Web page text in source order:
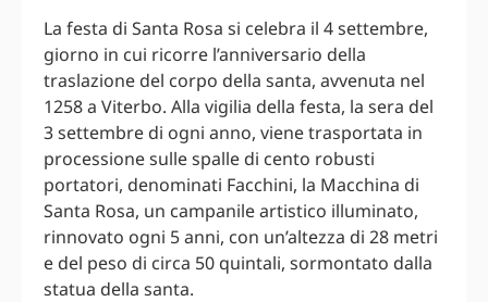
La festa di Santa Rosa si celebra il 4 settembre,
giorno in cui ricorre l’anniversario della
traslazione del corpo della santa, avvenuta nel
1258 a Viterbo. Alla vigilia della festa, la sera del
3 settembre di ogni anno, viene trasportata in
processione sulle spalle di cento robusti
portatori, denominati Facchini, la Macchina di
Santa Rosa, un campanile artistico illuminato,
rinnovato ogni 5 anni, con un’altezza di 28 metri
e del peso di circa 50 quintali, sormontato dalla
statua della santa.